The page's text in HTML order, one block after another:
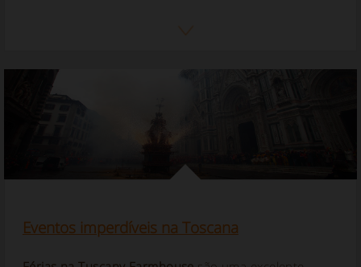
Eventos imperdíveis na Toscana